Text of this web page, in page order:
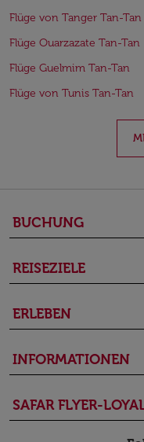
Flüge von Tanger Tan-Tan
Flüge Ouarzazate Tan-Tan
Flüge Guelmim Tan-Tan
Flüge von Tunis Tan-Tan
BUCHUNG
REISEZIELE
ERLEBEN
INFORMATIONEN
SAFAR FLYER-